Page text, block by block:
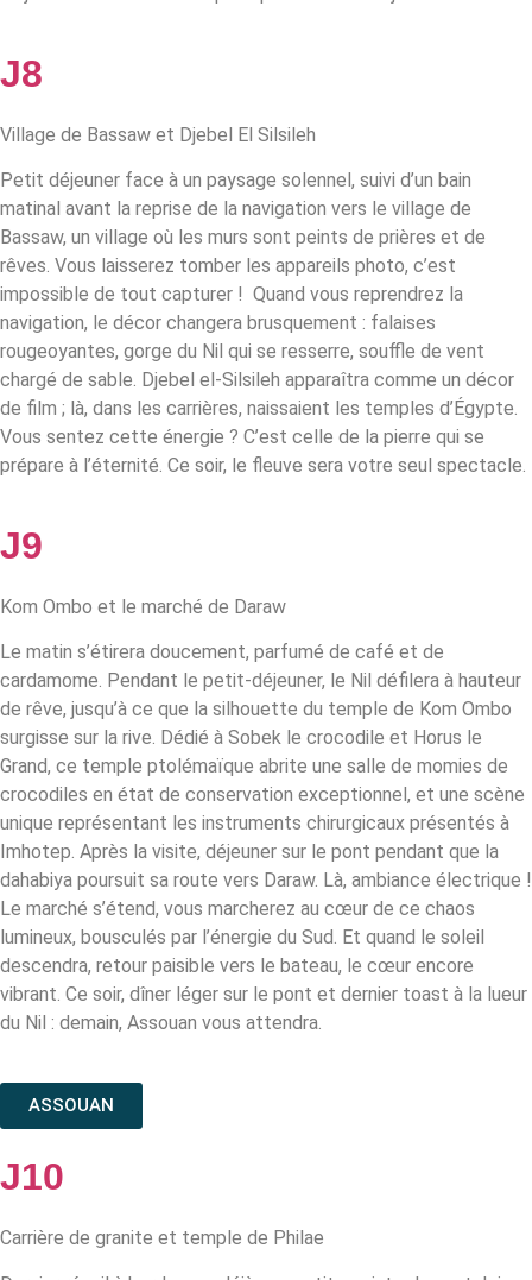
J8
Village de Bassaw et Djebel El Silsileh
Petit déjeuner face à un paysage solennel, suivi d’un bain
matinal avant la reprise de la navigation vers le village de
Bassaw, un village où les murs sont peints de prières et de
rêves. Vous laisserez tomber les appareils photo, c’est
impossible de tout capturer ! Quand vous reprendrez la
navigation, le décor changera brusquement : falaises
rougeoyantes, gorge du Nil qui se resserre, souffle de vent
chargé de sable. Djebel el‑Silsileh apparaîtra comme un décor
de film ; là, dans les carrières, naissaient les temples d’Égypte.
Vous sentez cette énergie ? C’est celle de la pierre qui se
prépare à l’éternité. Ce soir, le fleuve sera votre seul spectacle.
J9
Kom Ombo et le marché de Daraw
Le matin s’étirera doucement, parfumé de café et de
cardamome. Pendant le petit‑déjeuner, le Nil défilera à hauteur
de rêve, jusqu’à ce que la silhouette du temple de Kom Ombo
surgisse sur la rive. Dédié à Sobek le crocodile et Horus le
Grand, ce temple ptolémaïque abrite une salle de momies de
crocodiles en état de conservation exceptionnel, et une scène
unique représentant les instruments chirurgicaux présentés à
Imhotep. Après la visite, déjeuner sur le pont pendant que la
dahabiya poursuit sa route vers Daraw. Là, ambiance électrique !
Le marché s’étend, vous marcherez au cœur de ce chaos
lumineux, bousculés par l’énergie du Sud. Et quand le soleil
descendra, retour paisible vers le bateau, le cœur encore
vibrant. Ce soir, dîner léger sur le pont et dernier toast à la lueur
du Nil : demain, Assouan vous attendra.
ASSOUAN
J10
Carrière de granite et temple de Philae